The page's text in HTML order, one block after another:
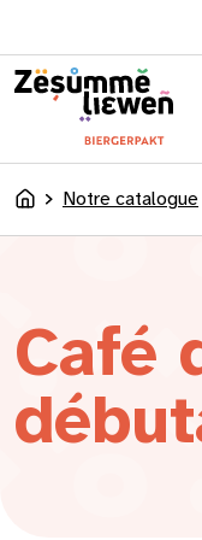
AccueilNotre catalogue
Café